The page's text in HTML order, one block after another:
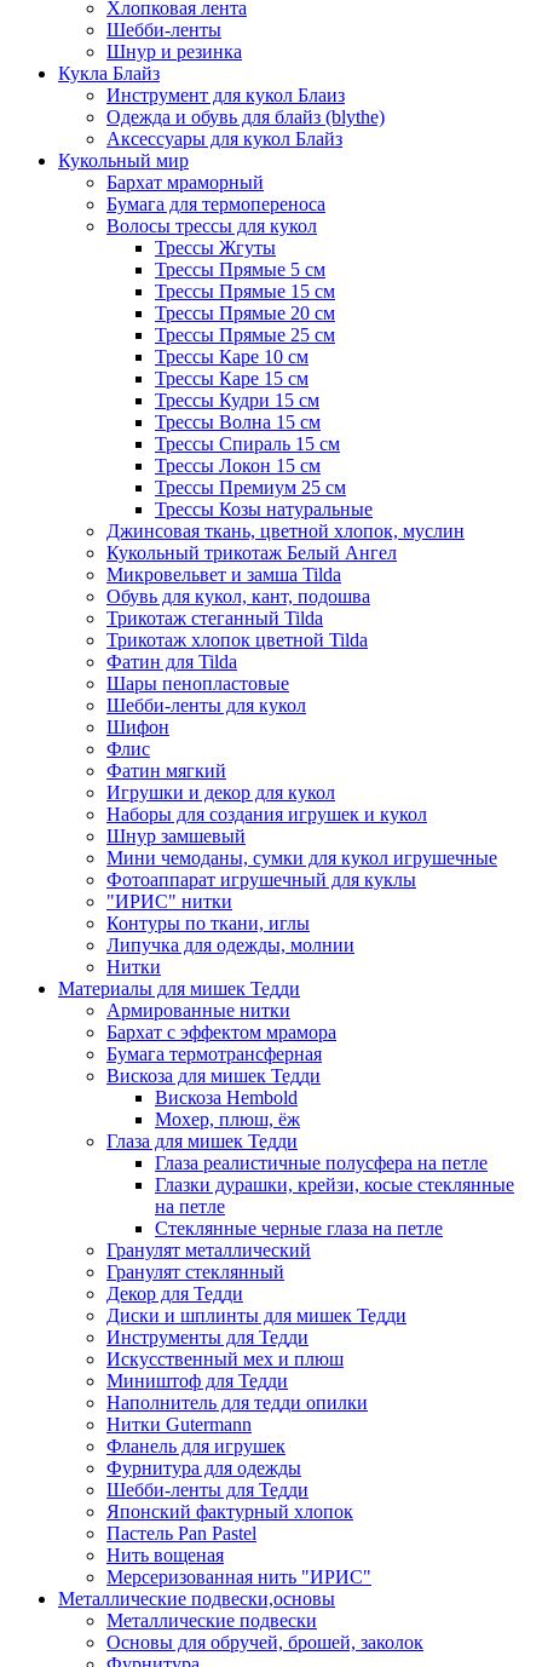
Хлопковая лента
Шебби-ленты
Шнур и резинка
Кукла Блайз
Инструмент для кукол Блаиз
Одежда и обувь для блайз (blythe)
Аксессуары для кукол Блайз
Кукольный мир
Бархат мраморный
Бумага для термопереноса
Волосы трессы для кукол
Трессы Жгуты
Трессы Прямые 5 см
Трессы Прямые 15 см
Трессы Прямые 20 см
Трессы Прямые 25 см
Трессы Каре 10 см
Трессы Каре 15 см
Трессы Кудри 15 см
Трессы Волна 15 см
Трессы Спираль 15 см
Трессы Локон 15 см
Трессы Премиум 25 см
Трессы Козы натуральные
Джинсовая ткань, цветной хлопок, муслин
Кукольный трикотаж Белый Ангел
Микровельвет и замша Tilda
Обувь для кукол, кант, подошва
Трикотаж стеганный Tilda
Трикотаж хлопок цветной Tilda
Фатин для Tilda
Шары пенопластовые
Шебби-ленты для кукол
Шифон
Флис
Фатин мягкий
Игрушки и декор для кукол
Наборы для создания игрушек и кукол
Шнур замшевый
Мини чемоданы, сумки для кукол игрушечные
Фотоаппарат игрушечный для куклы
"ИРИС" нитки
Контуры по ткани, иглы
Липучка для одежды, молнии
Нитки
Материалы для мишек Тедди
Армированные нитки
Бархат с эффектом мрамора
Бумага термотрансферная
Вискоза для мишек Тедди
Вискоза Hembold
Мохер, плюш, ёж
Глаза для мишек Тедди
Глаза реалистичные полусфера на петле
Глазки дурашки, крейзи, косые стеклянные
на петле
Стеклянные черные глаза на петле
Гранулят металлический
Гранулят стеклянный
Декор для Тедди
Диски и шплинты для мишек Тедди
Инструменты для Тедди
Искусственный мех и плюш
Миништоф для Тедди
Наполнитель для тедди опилки
Нитки Gutermann
Фланель для игрушек
Фурнитура для одежды
Шебби-ленты для Тедди
Японский фактурный хлопок
Пастель Pan Pastel
Нить вощеная
Мерсеризованная нить "ИРИС"
Металлические подвески,основы
Металлические подвески
Основы для обручей, брошей, заколок